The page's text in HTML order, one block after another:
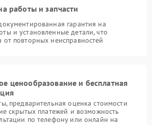
работы и запчасти
гарантия на
и установленные детали, что
повторных неисправностей
ценообразование и бесплатная
предварительная оценка стоимости
скрытых платежей и возможность
по телефону или онлайн на